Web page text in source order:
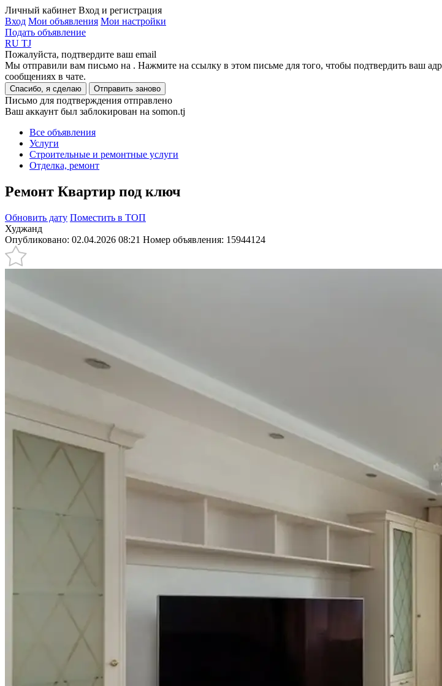
Личный кабинет Вход и регистрация
Вход Мои объявления Мои настройки
Подать объявление
RU TJ
Пожалуйста, подтвердите ваш email
Мы отправили вам письмо на . Нажмите на ссылку в этом письме для того, чтобы подтвердить ваш
сообщениях в чате.
Спасибо, я сделаю Отправить заново
Письмо для подтверждения отправлено
Ваш аккаунт был заблокирован на somon.tj
Все объявления
Услуги
Строительные и ремонтные услуги
Отделка, ремонт
Ремонт Квартир под ключ
Обновить дату Поместить в ТОП
Худжанд
Опубликовано: 02.04.2026 08:21 Номер объявления: 15944124